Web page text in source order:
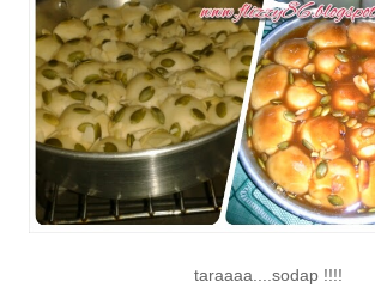
taraaaa....sodap !!!!